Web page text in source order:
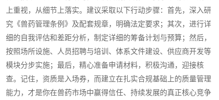
上重视，从细节上落实。建议采取以下行动步骤：首先，深入研
究《兽药管理条例》及配套规章，明确法定要求；其次，进行详
细的自我评估和差距分析，制定详细的筹备计划与预算；然后，
按照场所设施、人员招聘与培训、体系文件建设、供应商开发等
模块分步实施；最后，精心准备申请材料，积极沟通，迎接核
查。记住，资质是入场券，而建立在扎实合规基础上的质量管理
能力，才是你在兽药市场中赢得信任、持续发展的真正核心竞争